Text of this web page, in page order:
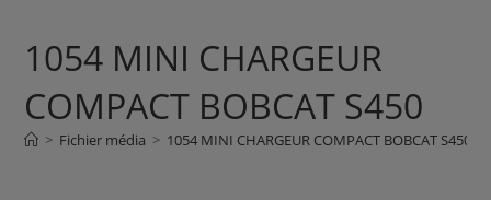
1054 MINI CHARGEUR
COMPACT BOBCAT S450
> Fichier média > 1054 MINI CHARGEUR COMPACT BOBCAT S450